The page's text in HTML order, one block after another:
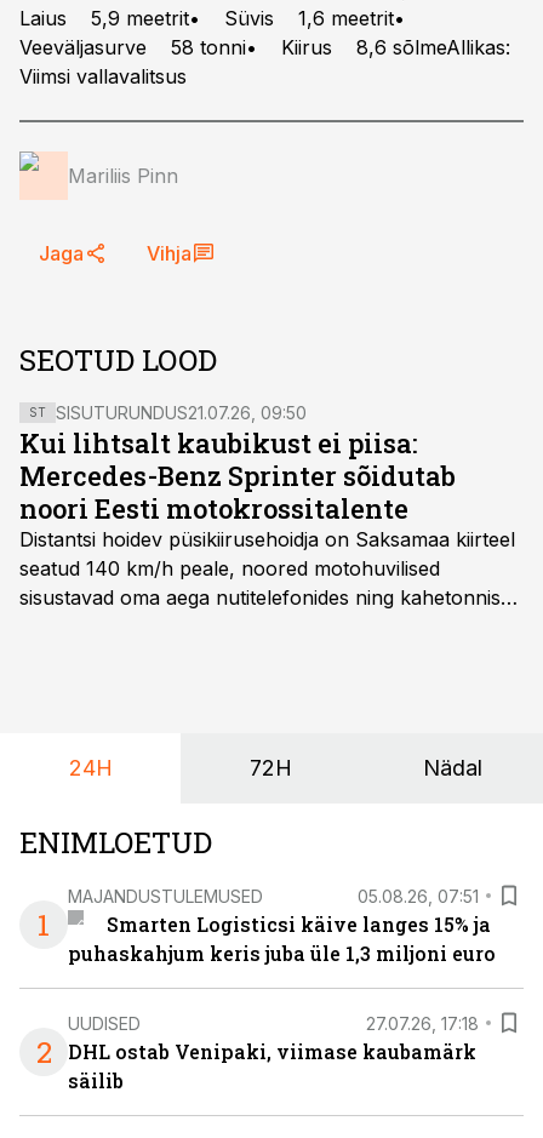
Laius 5,9 meetrit• Süvis 1,6 meetrit•
Veeväljasurve 58 tonni• Kiirus 8,6 sõlmeAllikas:
Viimsi vallavalitsus
Mariliis Pinn
Jaga Vihja
SEOTUD LOOD
ST SISUTURUNDUS21.07.26, 09:50
Kui lihtsalt kaubikust ei piisa:
Mercedes-Benz Sprinter sõidutab
noori Eesti motokrossitalente
Distantsi hoidev püsikiirusehoidja on Saksamaa kiirteel
seatud 140 km/h peale, noored motohuvilised
sisustavad oma aega nutitelefonides ning kahetonnises
24H 72H Nädal
ENIMLOETUD
1
MAJANDUSTULEMUSED 05.08.26, 07:51
Smarten Logisticsi käive langes 15% ja
puhaskahjum keris juba üle 1,3 miljoni euro
2
UUDISED 27.07.26, 17:18
DHL ostab Venipaki, viimase kaubamärk
säilib